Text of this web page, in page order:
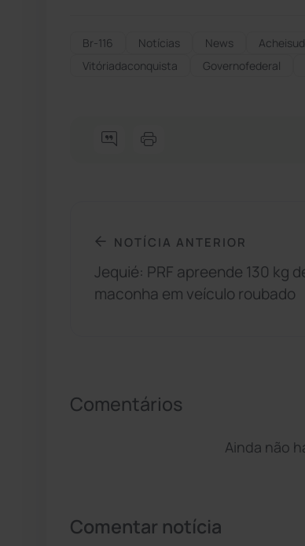
Br-116 Notícias News
Vitóriadaconquista
Governofederal
NOTÍCIA ANTERIOR
Jequié: PRF apreende 130 kg
maconha em veículo roubado
Comentários
Ainda não
Comentar notícia